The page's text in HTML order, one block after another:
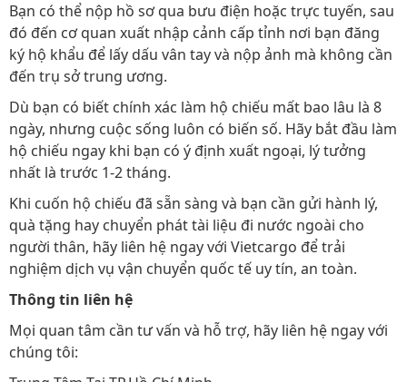
Bạn có thể nộp hồ sơ qua bưu điện hoặc trực tuyến, sau
đó đến cơ quan xuất nhập cảnh cấp tỉnh nơi bạn đăng
ký hộ khẩu để lấy dấu vân tay và nộp ảnh mà không cần
đến trụ sở trung ương.
Dù bạn có biết chính xác làm hộ chiếu mất bao lâu là 8
ngày, nhưng cuộc sống luôn có biến số. Hãy bắt đầu làm
hộ chiếu ngay khi bạn có ý định xuất ngoại, lý tưởng
nhất là trước 1-2 tháng.
Khi cuốn hộ chiếu đã sẵn sàng và bạn cần gửi hành lý,
quà tặng hay chuyển phát tài liệu đi nước ngoài cho
người thân, hãy liên hệ ngay với Vietcargo để trải
nghiệm dịch vụ vận chuyển quốc tế uy tín, an toàn.
Thông tin liên hệ
Mọi quan tâm cần tư vấn và hỗ trợ, hãy liên hệ ngay với
chúng tôi: